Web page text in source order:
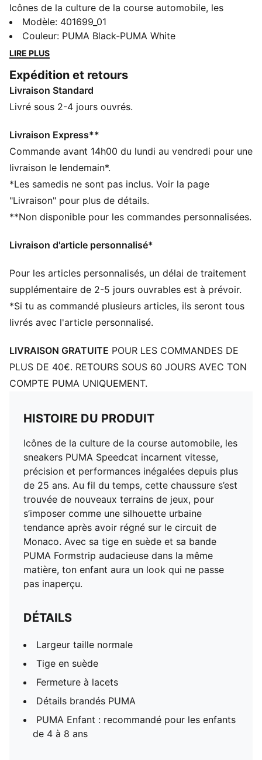
Icônes de la culture de la course automobile, les
sneakers PUMA Speedcat incarnent vitesse, précision
et performances inégalées depuis plus de 25 ans. Au
fil du temps, cette chaussure s’est trouvée de
silhouette urbaine tendance après avoir régné sur le
circuit de Monaco. Avec sa tige en suède et sa bande
PUMA Formstrip audacieuse dans la même matière,
DÉTAILS
Largeur taille normale
Tige en suède
Détails brandés PUMA
PUMA Enfant : recommandé pour les enfants de
4 à 8 ans
Modèle: 401699_01
Couleur: PUMA Black-PUMA White
LIRE PLUS
Expédition et retours
Livraison Standard
Livré sous 2-4 jours ouvrés.
Livraison Express**
Commande avant 14h00 du lundi au vendredi pour une
livraison le lendemain*.
*Les samedis ne sont pas inclus. Voir la page
"Livraison" pour plus de détails.
**Non disponible pour les commandes personnalisées.
Livraison d'article personnalisé*
Pour les articles personnalisés, un délai de traitement
supplémentaire de 2-5 jours ouvrables est à prévoir.
*Si tu as commandé plusieurs articles, ils seront tous
livrés avec l'article personnalisé.
LIVRAISON GRATUITE POUR LES COMMANDES DE
PLUS DE 40€. RETOURS SOUS 60 JOURS AVEC TON
COMPTE PUMA UNIQUEMENT.
HISTOIRE DU PRODUIT
Icônes de la culture de la course automobile, les
sneakers PUMA Speedcat incarnent vitesse,
précision et performances inégalées depuis plus
de 25 ans. Au fil du temps, cette chaussure s’est
trouvée de nouveaux terrains de jeux, pour
s’imposer comme une silhouette urbaine
tendance après avoir régné sur le circuit de
Monaco. Avec sa tige en suède et sa bande
PUMA Formstrip audacieuse dans la même
matière, ton enfant aura un look qui ne passe
pas inaperçu.
DÉTAILS
Largeur taille normale
Tige en suède
Fermeture à lacets
Détails brandés PUMA
PUMA Enfant : recommandé pour les enfants
de 4 à 8 ans